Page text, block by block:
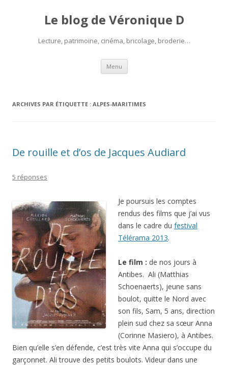
Le blog de Véronique D
Lecture, patrimoine, cinéma, bricolage, broderie…
Menu Aller
contenu
ARCHIVES PAR ÉTIQUETTE : ALPES-MARITIMES
De rouille et d’os de Jacques Audiard
5 réponses
Je poursuis les comptes
rendus des films que j’ai vus
dans le cadre du festival
Télérama 2013.
Le film : de nos jours à
Antibes. Ali (Matthias
Schoenaerts), jeune sans
boulot, quitte le Nord avec
son fils, Sam, 5 ans, direction
plein sud chez sa sœur Anna
(Corinne Masiero), à Antibes.
Bien qu’elle s’en défende, c’est très vite Anna qui s’occupe du
garçonnet. Ali trouve des petits boulots. Videur dans une